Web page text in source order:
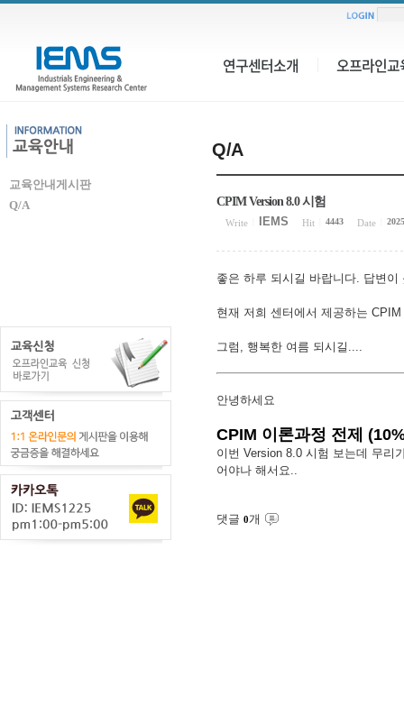
연구센터소개 오프라인교
CPIM Version 8.0 시험
Write IEMS Hit 4443 Date
좋은 하루 되시길 바랍니다. 답변
현재 저희 센터에서 제공하는
그럼, 행복한 여름 되시길....
안녕하세요
CPIM 이론과정 전제
이번 Version 8.0 시험 보는데 무리
어야나 해서요..
댓글 0개
Q/A
교육안내게시판
Q/A